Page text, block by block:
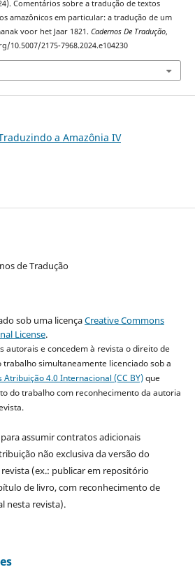
Comentários sobre a tradução de textos
amazônicos em particular: a tradução de um
voor het Jaar 1821. Cadernos De Tradução,
10.5007/2175-7968.2024.e104230
a Amazônia IV
de Tradução
sob uma licençaCreative Commons
License.
autorais e concedem à revista o direito de
simultaneamente licenciado sob a
Atribuição 4.0 Internacional (CC BY)que
do trabalho com reconhecimento da autoria
assumir contratos adicionais
não exclusiva da versão do
(ex.: publicar em repositório
de livro, com reconhecimento de
nesta revista).